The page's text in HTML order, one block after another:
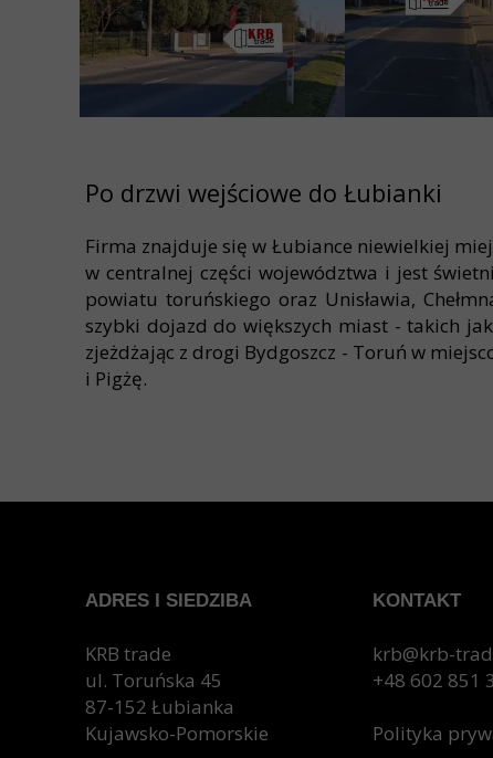
Po drzwi wejściowe do Łubianki
Firma znajduje się w Łubiance niewielkiej
w centralnej części województwa i jest
powiatu toruńskiego oraz Unisławia,
szybki dojazd do większych miast - takich
zjeżdżając z drogi Bydgoszcz - Toruń w
i Pigżę.
ADRES I SIEDZIBA
KRB trade
ul. Toruńska 45
87-152 Łubianka
Kujawsko-Pomorskie
KONTAKT
krb@krb-
+48 602 851
Polityka
chłodzenia.
Wyższy komfort życia:
Cisza i ciepło w
Długa żywotność:Drzwi z pianką
Ochrona środowiska:Wybierając drzwi z